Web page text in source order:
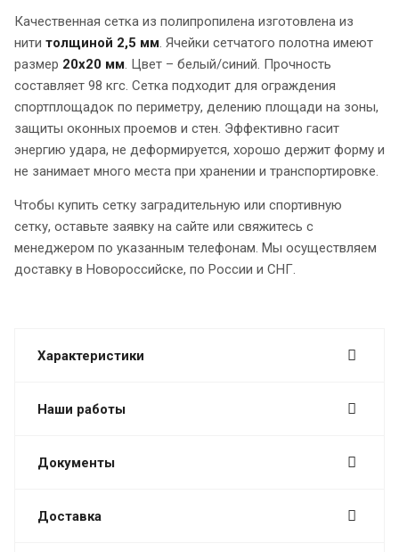
Качественная сетка из полипропилена изготовлена из
нити толщиной 2,5 мм. Ячейки сетчатого полотна имеют
размер 20х20 мм. Цвет – белый/синий. Прочность
составляет 98 кгс. Сетка подходит для ограждения
спортплощадок по периметру, делению площади на зоны,
защиты оконных проемов и стен. Эффективно гасит
энергию удара, не деформируется, хорошо держит форму и
не занимает много места при хранении и транспортировке.
Чтобы купить сетку заградительную или спортивную
сетку, оставьте заявку на сайте или свяжитесь с
менеджером по указанным телефонам. Мы осуществляем
доставку в Новороссийске, по России и СНГ.
Характеристики
Наши работы
Документы
Доставка